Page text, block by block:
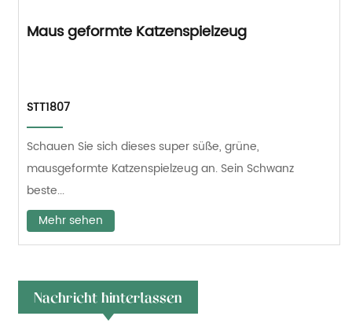
Maus geformte Katzenspielzeug
STT1807
Schauen Sie sich dieses super süße, grüne,
mausgeformte Katzenspielzeug an. Sein Schwanz
beste...
Mehr sehen
Nachricht hinterlassen